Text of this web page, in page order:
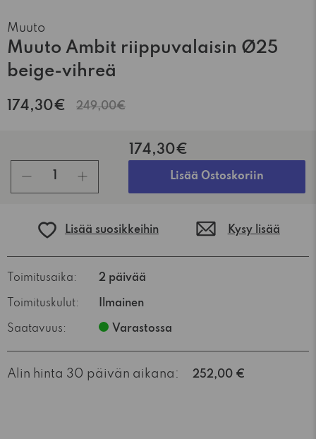
Muuto
Muuto Ambit riippuvalaisin Ø25
beige-vihreä
174,30€ 249,00€
174,30€
Lisää Ostoskoriin
Lisää suosikkeihin Kysy lisää
Toimitusaika: 2 päivää
Toimituskulut: Ilmainen
Saatavuus: Varastossa
Alin hinta 30 päivän aikana: 252,00 €